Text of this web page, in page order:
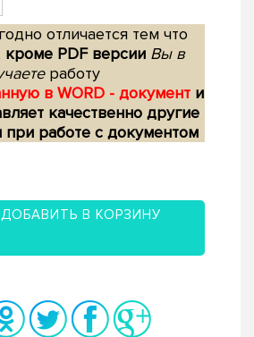
отличается тем что
кроме PDF версии Вы в
работу
в WORD - документ и
качественно другие
при работе с документом
ДОБАВИТЬ В КОРЗИНУ